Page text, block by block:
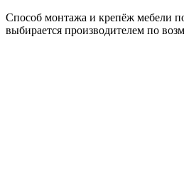
Способ монтажа и крепёж мебели
выбирается производителем по